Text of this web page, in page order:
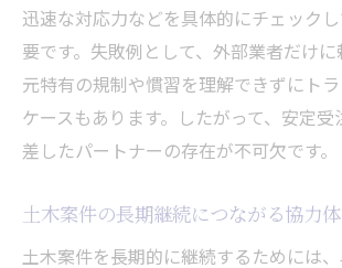
迅速な対応力などを具体的にチェック
要です。失敗例として、外部業者だけ
元特有の規制や慣習を理解できずにト
ケースもあります。したがって、安定
差したパートナーの存在が不可欠です。
土木案件の長期継続につながる協力
土木案件を長期的に継続するためには